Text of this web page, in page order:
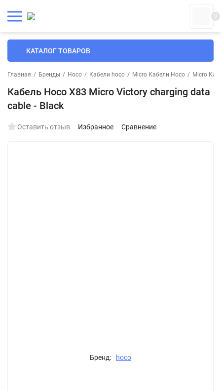
0
КАТАЛОГ ТОВАРОВ
Главная / Бренды / Hoco / Кабели hoco / Micro Кабели Hoco / Micro
Кабель Hoco X83 Micro Victory charging data
cable - Black
Оставить отзыв Избранное Сравнение
Бренд: hoco